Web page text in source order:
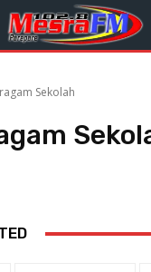
Sekolah